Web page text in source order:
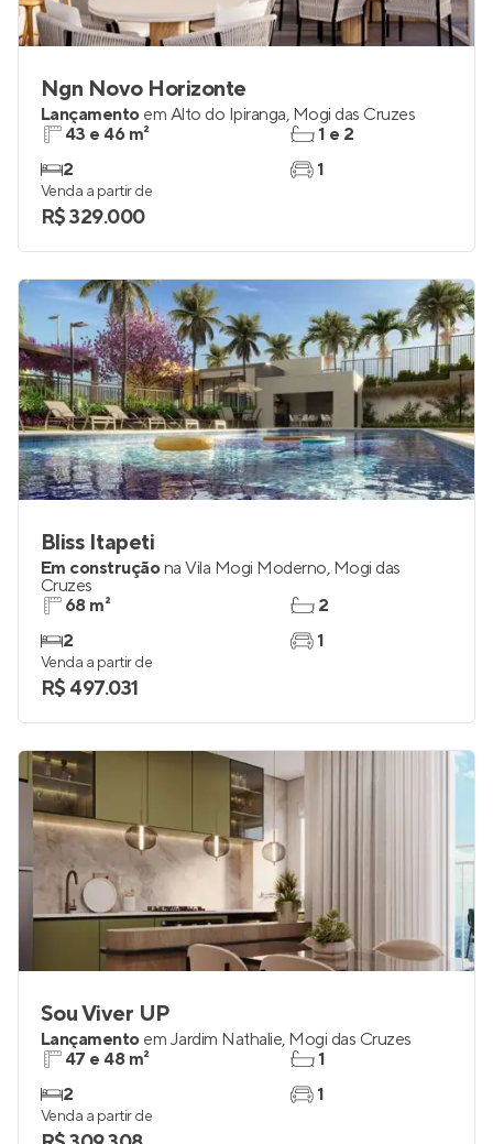
Ngn Novo Horizonte
Lançamento em Alto do Ipiranga, Mogi das Cruzes
43 e 46 m²
2
1 e 2
1
Venda a partir de
R$ 329.000
Bliss Itapeti
Em construçãona Vila Mogi Moderno, Mogi das
Cruzes
68 m²
2
2
1
Venda a partir de
R$ 497.031
Sou Viver UP
Lançamento em Jardim Nathalie, Mogi das Cruzes
47 e 48 m²
2
1
1
Venda a partir de